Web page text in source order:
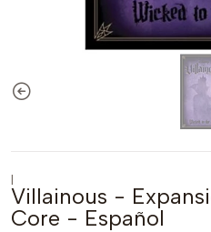
|
Villainous -
Core - Español